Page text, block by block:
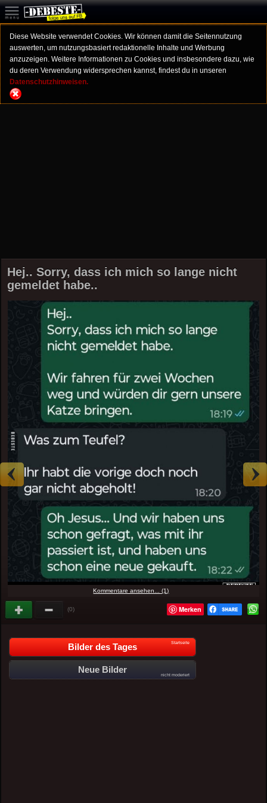
Diese Website verwendet Cookies. Wir können damit die Seitennutzung
auswerten, um nutzungsbasiert redaktionelle Inhalte und Werbung
anzuzeigen. Weitere Informationen zu Cookies und insbesondere dazu, wie
du deren Verwendung widersprechen kannst, findest du in unseren
Datenschutzhinweisen.
Hej.. Sorry, dass ich mich so lange nicht
gemeldet habe..
Kommentare ansehen... (1)
(0) Merken
Bilder des Tages Startseite
Neue Bilder
nicht moderiert